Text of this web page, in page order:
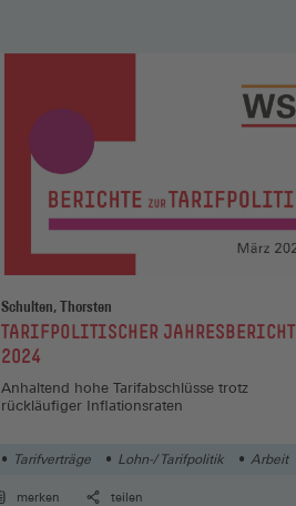
Schulten, Thorsten
:
TARIFPOLITISCHER JAHRESBERICHT
2024
Anhaltend hohe Tarifabschlüsse trotz
rückläufiger Inflationsraten
Tarifverträge Lohn-/ Tarifpolitik Arbeit
merken teilen